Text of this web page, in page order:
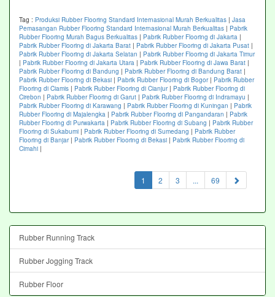
Tag : Produksi Rubber Flooring Standard Internasional Murah Berkualitas | Jasa
Pemasangan Rubber Flooring Standard Internasional Murah Berkualitas | Pabrik
Rubber Flooring Murah Bagus Berkualitas | Pabrik Rubber Flooring di Jakarta |
Pabrik Rubber Flooring di Jakarta Barat | Pabrik Rubber Flooring di Jakarta Pusat |
Pabrik Rubber Flooring di Jakarta Selatan | Pabrik Rubber Flooring di Jakarta Timur
| Pabrik Rubber Flooring di Jakarta Utara | Pabrik Rubber Flooring di Jawa Barat |
Pabrik Rubber Flooring di Bandung | Pabrik Rubber Flooring di Bandung Barat |
Pabrik Rubber Flooring di Bekasi | Pabrik Rubber Flooring di Bogor| Pabrik Rubber
Flooring di Ciamis | Pabrik Rubber Flooring di Cianjur| Pabrik Rubber Flooring di
Cirebon | Pabrik Rubber Flooring di Garut | Pabrik Rubber Flooring di Indramayu |
Pabrik Rubber Flooring di Karawang | Pabrik Rubber Flooring di Kuningan | Pabrik
Rubber Flooring di Majalengka | Pabrik Rubber Flooring di Pangandaran | Pabrik
Rubber Flooring di Purwakarta | Pabrik Rubber Flooring di Subang | Pabrik Rubber
Flooring di Sukabumi | Pabrik Rubber Flooring di Sumedang | Pabrik Rubber
Flooring di Banjar| Pabrik Rubber Flooring di Bekasi | Pabrik Rubber Flooring di
Cimahi |
1 (current)
2 3 ... 69
Rubber Running Track
Rubber Jogging Track
Rubber Floor